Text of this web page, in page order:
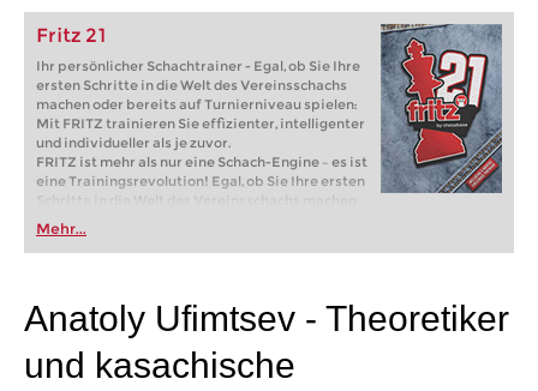
Fritz 21
Ihr persönlicher Schachtrainer - Egal, ob Sie Ihre
ersten Schritte in die Welt des Vereinsschachs
machen oder bereits auf Turnierniveau spielen:
Mit FRITZ trainieren Sie effizienter, intelligenter
und individueller als je zuvor.
FRITZ ist mehr als nur eine Schach-Engine – es ist
eine Trainingsrevolution! Egal, ob Sie Ihre ersten
Schritte in die Welt des Vereinsschachs machen
oder bereits auf Turnierniveau spielen: Mit
FRITZ trainieren Sie effizienter, intelligenter und
individueller als je zuvor.
Mehr...
Anatoly Ufimtsev - Theoretiker
und kasachische